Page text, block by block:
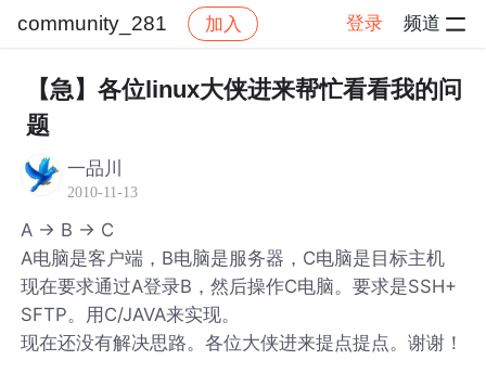
community_281 加入 登录 频道
社区 community_281 帖子详情
【急】各位linux大侠进来帮忙看看我的问
题
一品川
2010-11-13
A -> B -> C
A电脑是客户端，B电脑是服务器，C电脑是目标主机
现在要求通过A登录B，然后操作C电脑。要求是SSH+
SFTP。用C/JAVA来实现。
现在还没有解决思路。各位大侠进来提点提点。谢谢！